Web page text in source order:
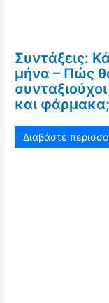
Συντάξεις:
μήνα – Πώς
και φάρμακα;
Διαβάστε